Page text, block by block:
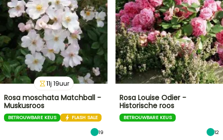
11j 19uur
Rosa moschata Matchball -
Muskusroos
BETROUWBARE KEUS FLASH SALE
19
Rosa Louise Odier -
Historische roos
BETROUWBARE KEUS
12